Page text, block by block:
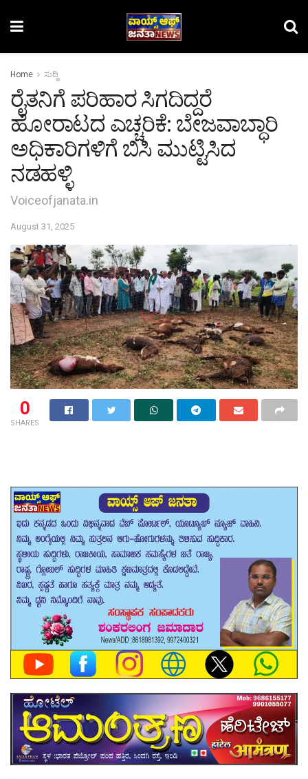
Home ಸುದ್ದಿ
ರೈತನಿಗೆ ಪರಿಹಾರ ಸಿಗದಿದ್ದರೆ
ಹೋರಾಟದ ಎಚ್ಚರಿಕೆ: ಬೇಜವಾಬ್ಧಾರಿ
ಅಧಿಕಾರಿಗಳಿಗೆ ಬಿಸಿ ಮುಟ್ಟಿಸಿದ
ನಡಹಳ್ಳಿ
Voiceofjanata.in
August 31, 2025
0
SHARES